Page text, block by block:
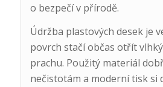
o bezpečí v přírodě.
Údržba plastových desek je
povrch stačí občas otřít
prachu. Použitý materiál
nečistotám a moderní tisk si